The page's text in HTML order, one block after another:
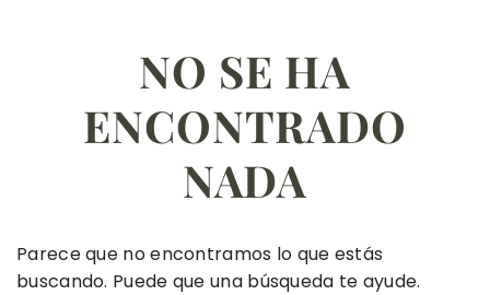
NO SE HA
ENCONTRADO
NADA
Parece que no encontramos lo que estás
buscando. Puede que una búsqueda te ayude.